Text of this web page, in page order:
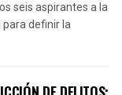
seis aspirantes a la
para definir la